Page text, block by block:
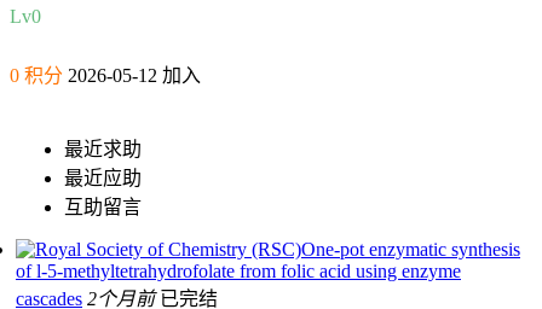
Lv0
0 积分 2026-05-12 加入
最近求助
最近应助
互助留言
One-pot enzymatic synthesis
of l-5-methyltetrahydrofolate from folic acid using enzyme
cascades 2个月前 已完结